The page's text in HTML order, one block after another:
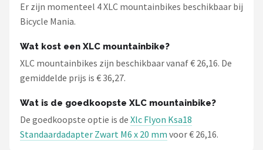
Er zijn momenteel 4 XLC mountainbikes beschikbaar bij
Bicycle Mania.
Wat kost een XLC mountainbike?
XLC mountainbikes zijn beschikbaar vanaf € 26,16. De
gemiddelde prijs is € 36,27.
Wat is de goedkoopste XLC mountainbike?
De goedkoopste optie is de Xlc Flyon Ksa18
Standaardadapter Zwart M6 x 20 mm voor € 26,16.